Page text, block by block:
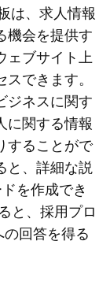
は、求人情報
機会を提供す
ェブサイト上
できます。
ジネスに関す
に関する情報
することがで
と、詳細な説
を作成でき
と、採用プロ
回答を得る